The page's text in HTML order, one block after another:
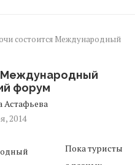
состоится Международный
Международный
форум
Астафьева
2014
Пока туристы